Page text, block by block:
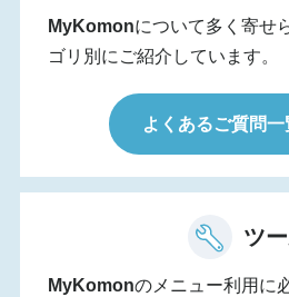
MyKomonについて多く寄せ
ゴリ別にご紹介しています。
よくあるご質問一
ツ
MyKomonのメニュー利用に